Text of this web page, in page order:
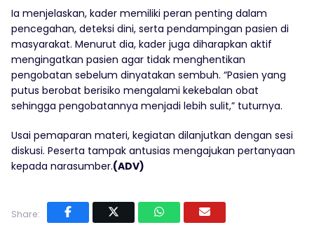
Ia menjelaskan, kader memiliki peran penting dalam
pencegahan, deteksi dini, serta pendampingan pasien di
masyarakat. Menurut dia, kader juga diharapkan aktif
mengingatkan pasien agar tidak menghentikan
pengobatan sebelum dinyatakan sembuh. “Pasien yang
putus berobat berisiko mengalami kekebalan obat
sehingga pengobatannya menjadi lebih sulit,” tuturnya.
Usai pemaparan materi, kegiatan dilanjutkan dengan sesi
diskusi. Peserta tampak antusias mengajukan pertanyaan
kepada narasumber.(ADV)
Share: